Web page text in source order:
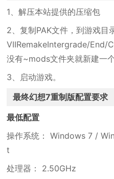
1、解压本站提供的压缩包
2、复制PAK文件，到游戏
VIIRemakeIntergrade/End/
没有~mods文件夹就新建一个
3、启动游戏。
最终幻想7重制版配置要求
最低配置
操作系统： Windows 7 /
t
处理器： 2.50GHz